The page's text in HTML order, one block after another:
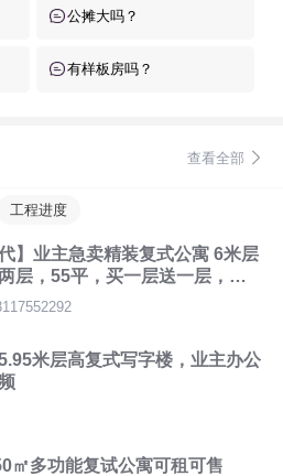
公摊大吗？
有样板房吗？
查看全部
工程进度
代】业主急卖精装复式公寓 6米层
层，55平，买一层送一层，上
平，售价：32万。
米层高复式写字楼，业主办公
㎡多功能复试公寓可租可售